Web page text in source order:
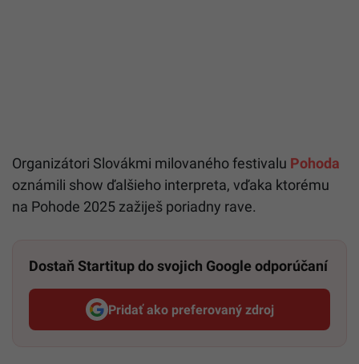
Organizátori Slovákmi milovaného festivalu Pohoda
oznámili show ďalšieho interpreta, vďaka ktorému
na Pohode 2025 zažiješ poriadny rave.
Dostaň Startitup do svojich Google odporúčaní
Pridať ako preferovaný zdroj
Startitup, odkaz sa otvorí v